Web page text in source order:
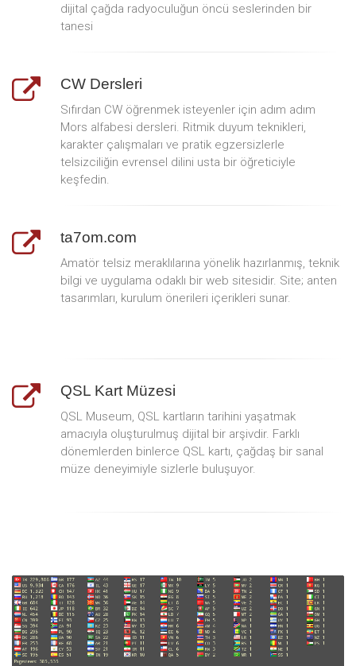
dijital çağda radyoculuğun öncü seslerinden bir
tanesi
CW Dersleri
Sıfırdan CW öğrenmek isteyenler için adım adım
Mors alfabesi dersleri. Ritmik duyum teknikleri,
karakter çalışmaları ve pratik egzersizlerle
telsizciliğin evrensel dilini usta bir öğreticiyle
keşfedin.
ta7om.com
Amatör telsiz meraklılarına yönelik hazırlanmış, teknik
bilgi ve uygulama odaklı bir web sitesidir. Site; anten
tasarımları, kurulum önerileri içerikleri sunar.
QSL Kart Müzesi
QSL Museum, QSL kartların tarihini yaşatmak
amacıyla oluşturulmuş dijital bir arşivdir. Farklı
dönemlerden binlerce QSL kartı, çağdaş bir sanal
müze deneyimiyle sizlerle buluşuyor.